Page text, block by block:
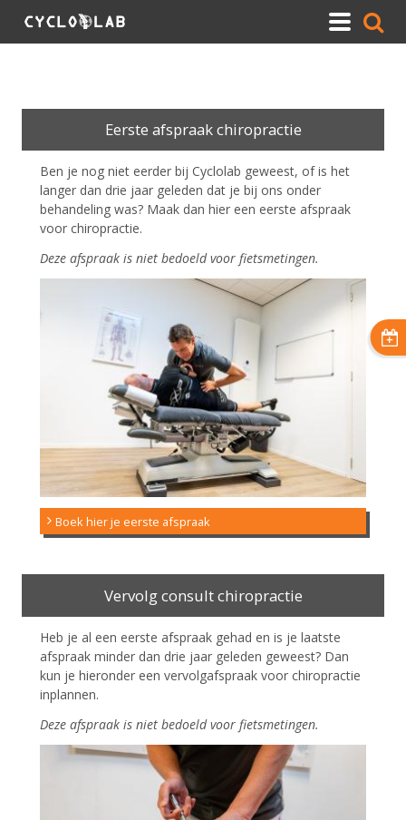
Eerste afspraak chiropractie
Ben je nog niet eerder bij Cyclolab geweest, of is het
langer dan drie jaar geleden dat je bij ons onder
behandeling was? Maak dan hier een eerste afspraak
voor chiropractie.
Deze afspraak is niet bedoeld voor fietsmetingen.
Boek hier je eerste afspraak
Vervolg consult chiropractie
Heb je al een eerste afspraak gehad en is je laatste
afspraak minder dan drie jaar geleden geweest? Dan
kun je hieronder een vervolgafspraak voor chiropractie
inplannen.
Deze afspraak is niet bedoeld voor fietsmetingen.
